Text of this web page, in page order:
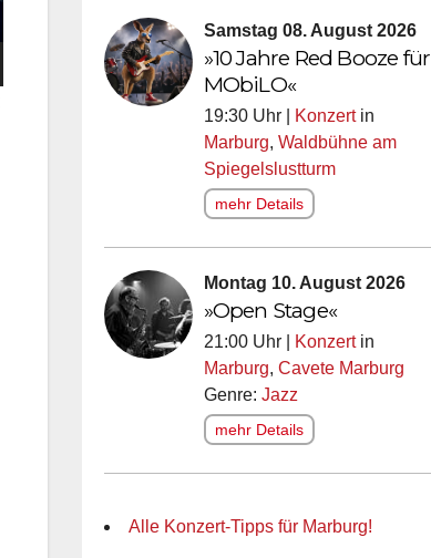
Samstag 08. August 2026
»10 Jahre Red Booze für
MObiLO«
19:30 Uhr | Konzertin
Marburg, Waldbühne am
Spiegelslustturm
mehr Details
Montag 10. August 2026
»Open Stage«
21:00 Uhr | Konzertin
Marburg, Cavete Marburg
Genre: Jazz
mehr Details
Alle Konzert-Tipps für Marburg!